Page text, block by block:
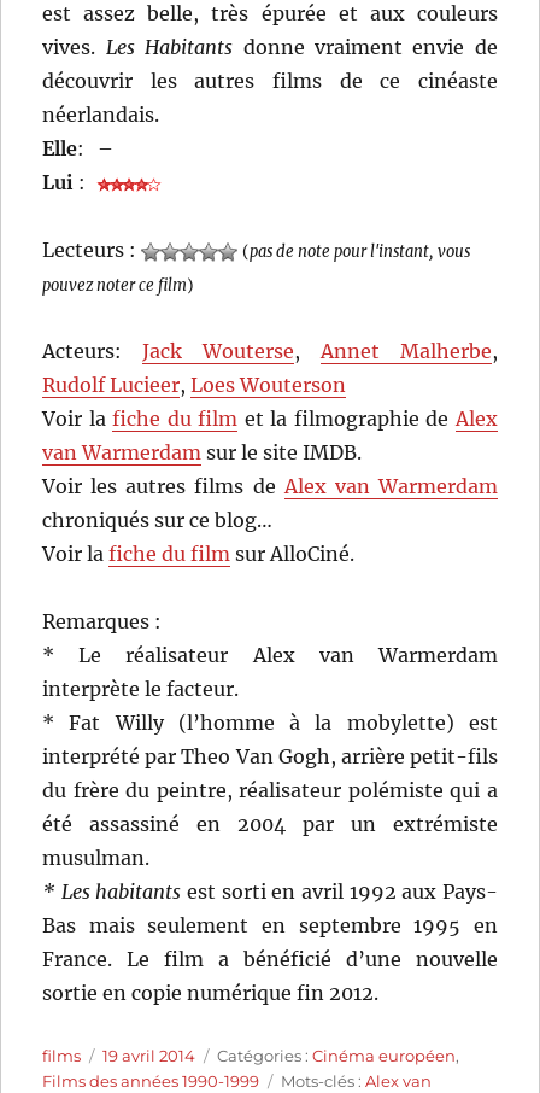
est assez belle, très épurée et aux couleurs
vives. Les Habitants donne vraiment envie de
découvrir les autres films de ce cinéaste
néerlandais.
Elle:
–
Lui :
Lecteurs : (pas de note pour l'instant, vous
pouvez noter ce film)
Acteurs:Jack Wouterse,Annet Malherbe,
Rudolf Lucieer,Loes Wouterson
Voir lafiche du film et la filmographie deAlex
van Warmerdam sur le site IMDB.
Voir les autres films deAlex van Warmerdam
chroniqués sur ce blog…
Voir lafiche du film sur AlloCiné.
Remarques :
* Le réalisateur Alex van Warmerdam
interprète le facteur.
* Fat Willy (l’homme à la mobylette) est
interprété par Theo Van Gogh, arrière petit-fils
du frère du peintre, réalisateur polémiste qui a
été assassiné en 2004 par un extrémiste
musulman.
* Les habitants est sorti en avril 1992 aux Pays-
Bas mais seulement en septembre 1995 en
France. Le film a bénéficié d’une nouvelle
sortie en copie numérique fin 2012.
Auteur
films
Publié
le
19 avril 2014 Catégories
Catégories :Cinéma européen,
Films des années 1990-1999
Étiquettes
Mots-clés :Alex van